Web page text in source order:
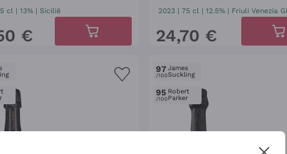
cl | 13% Sicilië
€
2023 |75 cl | 12.5% Friuli Venezia
24,70 €
97
/100
James
Suckling
95
/100
Robert
Parker